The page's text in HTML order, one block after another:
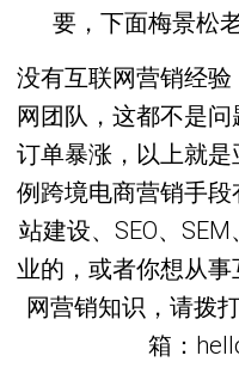
要，下面梅景松
没有互联网营销经
网团队，这都不是
订单暴涨，以上就
例跨境电商营销手
站建设、SEO、
业的，或者你想从
网营销知识，请拨
箱：